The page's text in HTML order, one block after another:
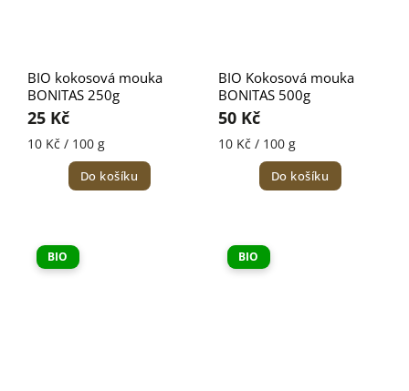
BIO kokosová mouka
BONITAS 250g
25 Kč
10 Kč / 100 g
Do košíku
BIO Kokosová mouka
BONITAS 500g
50 Kč
10 Kč / 100 g
Do košíku
BIO BIO